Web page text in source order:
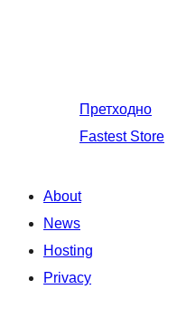
Претходно
Fastest Store
About
News
Hosting
Privacy